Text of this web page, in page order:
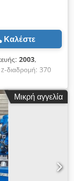
Καλέστε
2003,
διαδρομή: 370
230 Χρονική
0,08, 0,13 mm/
Κωνικότητα
mm Συνολική
περίπου: 0,95 t
2,07 m Η σειρά
με το
συνεργεία
και παραγωγής.
τροφοδοσίας
Μικρή αγγελία